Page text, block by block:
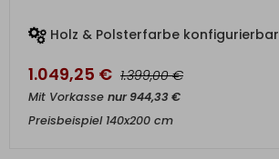
Holz & Polsterfarbe konfigurierbar
1.049,25 € 1.399,00€
Mit Vorkasse nur944,33€
Preisbeispiel 140x200 cm